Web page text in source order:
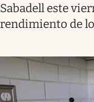
Sabadell este
rendimiento de